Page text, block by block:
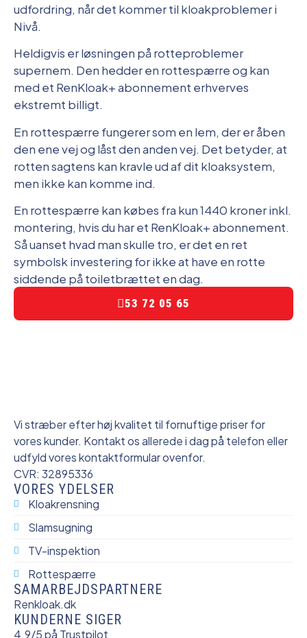
udfordring, når det kommer til kloakproblemer i
Nivå.
Heldigvis er løsningen på rotteproblemer
supernem. Den hedder en rottespærre og kan
med et RenKloak+ abonnement erhverves
ekstremt billigt.
En rottespærre fungerer som en lem, der er åben
den ene vej og låst den anden vej. Det betyder, at
rotten sagtens kan kravle ud af dit kloaksystem,
men ikke kan komme ind.
En rottespærre kan købes fra kun 1440 kroner inkl.
montering, hvis du har et RenKloak+ abonnement.
Så uanset hvad man skulle tro, er det en ret
symbolsk investering for ikke at have en rotte
siddende på toiletbrættet en dag.
53 72 05 65
Vi stræber efter høj kvalitet til fornuftige priser for
vores kunder. Kontakt os allerede i dag på telefon eller
udfyld vores kontaktformular ovenfor.
CVR: 32895336
VORES YDELSER
Kloakrensning
Slamsugning
TV-inspektion
Rottespærre
SAMARBEJDSPARTNERE
Renkloak.dk
KUNDERNE SIGER
4.9/5 på Trustpilot